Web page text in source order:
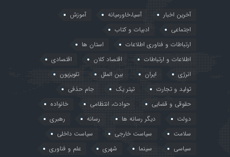
آخرین اخبار آسیا،خاورمیانه
آموزش
اجتماعی
ادبیات و کتاب
ارتباطات و فناوری اطلاعات
استان ها
اطلاعات و ارتباطات
اقتصاد کلان
اقتصادی
انرژی
ایران بین الملل
تلویزیون
تولید و تجارت
تیتر یک
جام حذفی
حقوقی و قضایی
حوادث، انتظامی
خانواده
دولت
دیگر رسانه ها رسانه
رهبری
سلامت
سیاست خارجی
سیاست داخلی
سیاسی
سینما شهری
علم و فناوری